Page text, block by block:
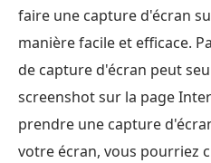
faire une capture d'écran
manière facile et efficace.
de capture d'écran peut
screenshot sur la page
prendre une capture
votre écran, vous pourriez